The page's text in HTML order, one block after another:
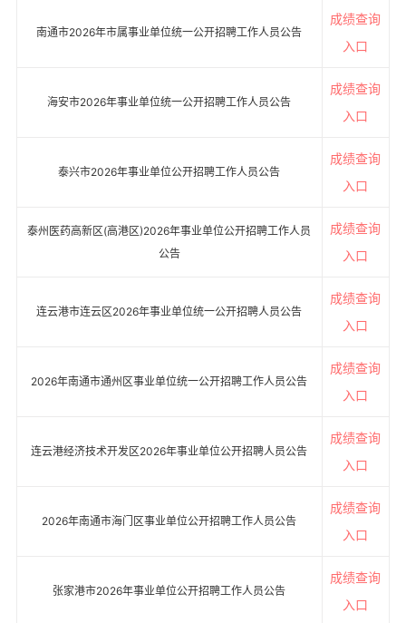
南通市2026年市属事业单位统一公开招聘工作人员公告
成绩查询
入口
海安市2026年事业单位统一公开招聘工作人员公告
成绩查询
入口
泰兴市2026年事业单位公开招聘工作人员公告
成绩查询
入口
泰州医药高新区(高港区)2026年事业单位公开招聘工作人员
公告
成绩查询
入口
连云港市连云区2026年事业单位统一公开招聘人员公告
成绩查询
入口
2026年南通市通州区事业单位统一公开招聘工作人员公告
成绩查询
入口
连云港经济技术开发区2026年事业单位公开招聘人员公告
成绩查询
入口
2026年南通市海门区事业单位公开招聘工作人员公告
成绩查询
入口
张家港市2026年事业单位公开招聘工作人员公告
成绩查询
入口